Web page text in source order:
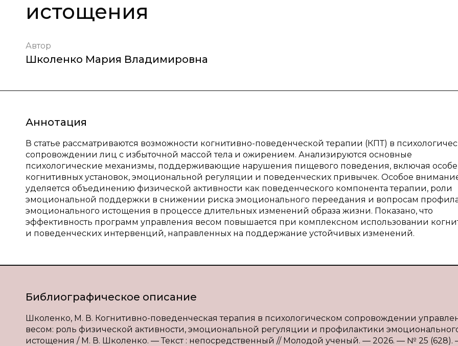
истощения
Автор
Школенко Мария Владимировна
Аннотация
В статье рассматриваются возможности когнитивно-поведенческой терапии (КПТ) в
сопровождении лиц с избыточной массой тела и ожирением. Анализируются основные
психологические механизмы, поддерживающие нарушения пищевого поведения, включая
когнитивных установок, эмоциональной регуляции и поведенческих привычек. Особое
уделяется объединению физической активности как поведенческого компонента терапии, роли
эмоциональной поддержки в снижении риска эмоционального переедания и вопросам
эмоционального истощения в процессе длительных изменений образа жизни. Показано, что
эффективность программ управления весом повышается при комплексном использовании
и поведенческих интервенций, направленных на поддержание устойчивых изменений.
Библиографическое описание
Школенко, М. В. Когнитивно-поведенческая терапия в психологическом сопровождении
весом: роль физической активности, эмоциональной регуляции и профилактики
истощения / М. В. Школенко. — Текст : непосредственный // Молодой ученый. — 2026. — № 25 (628).